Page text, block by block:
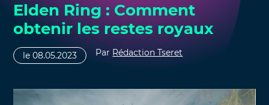
Elden Ring : Comment
obtenir les restes royaux
le 08.05.2023 Par Rédaction Tseret